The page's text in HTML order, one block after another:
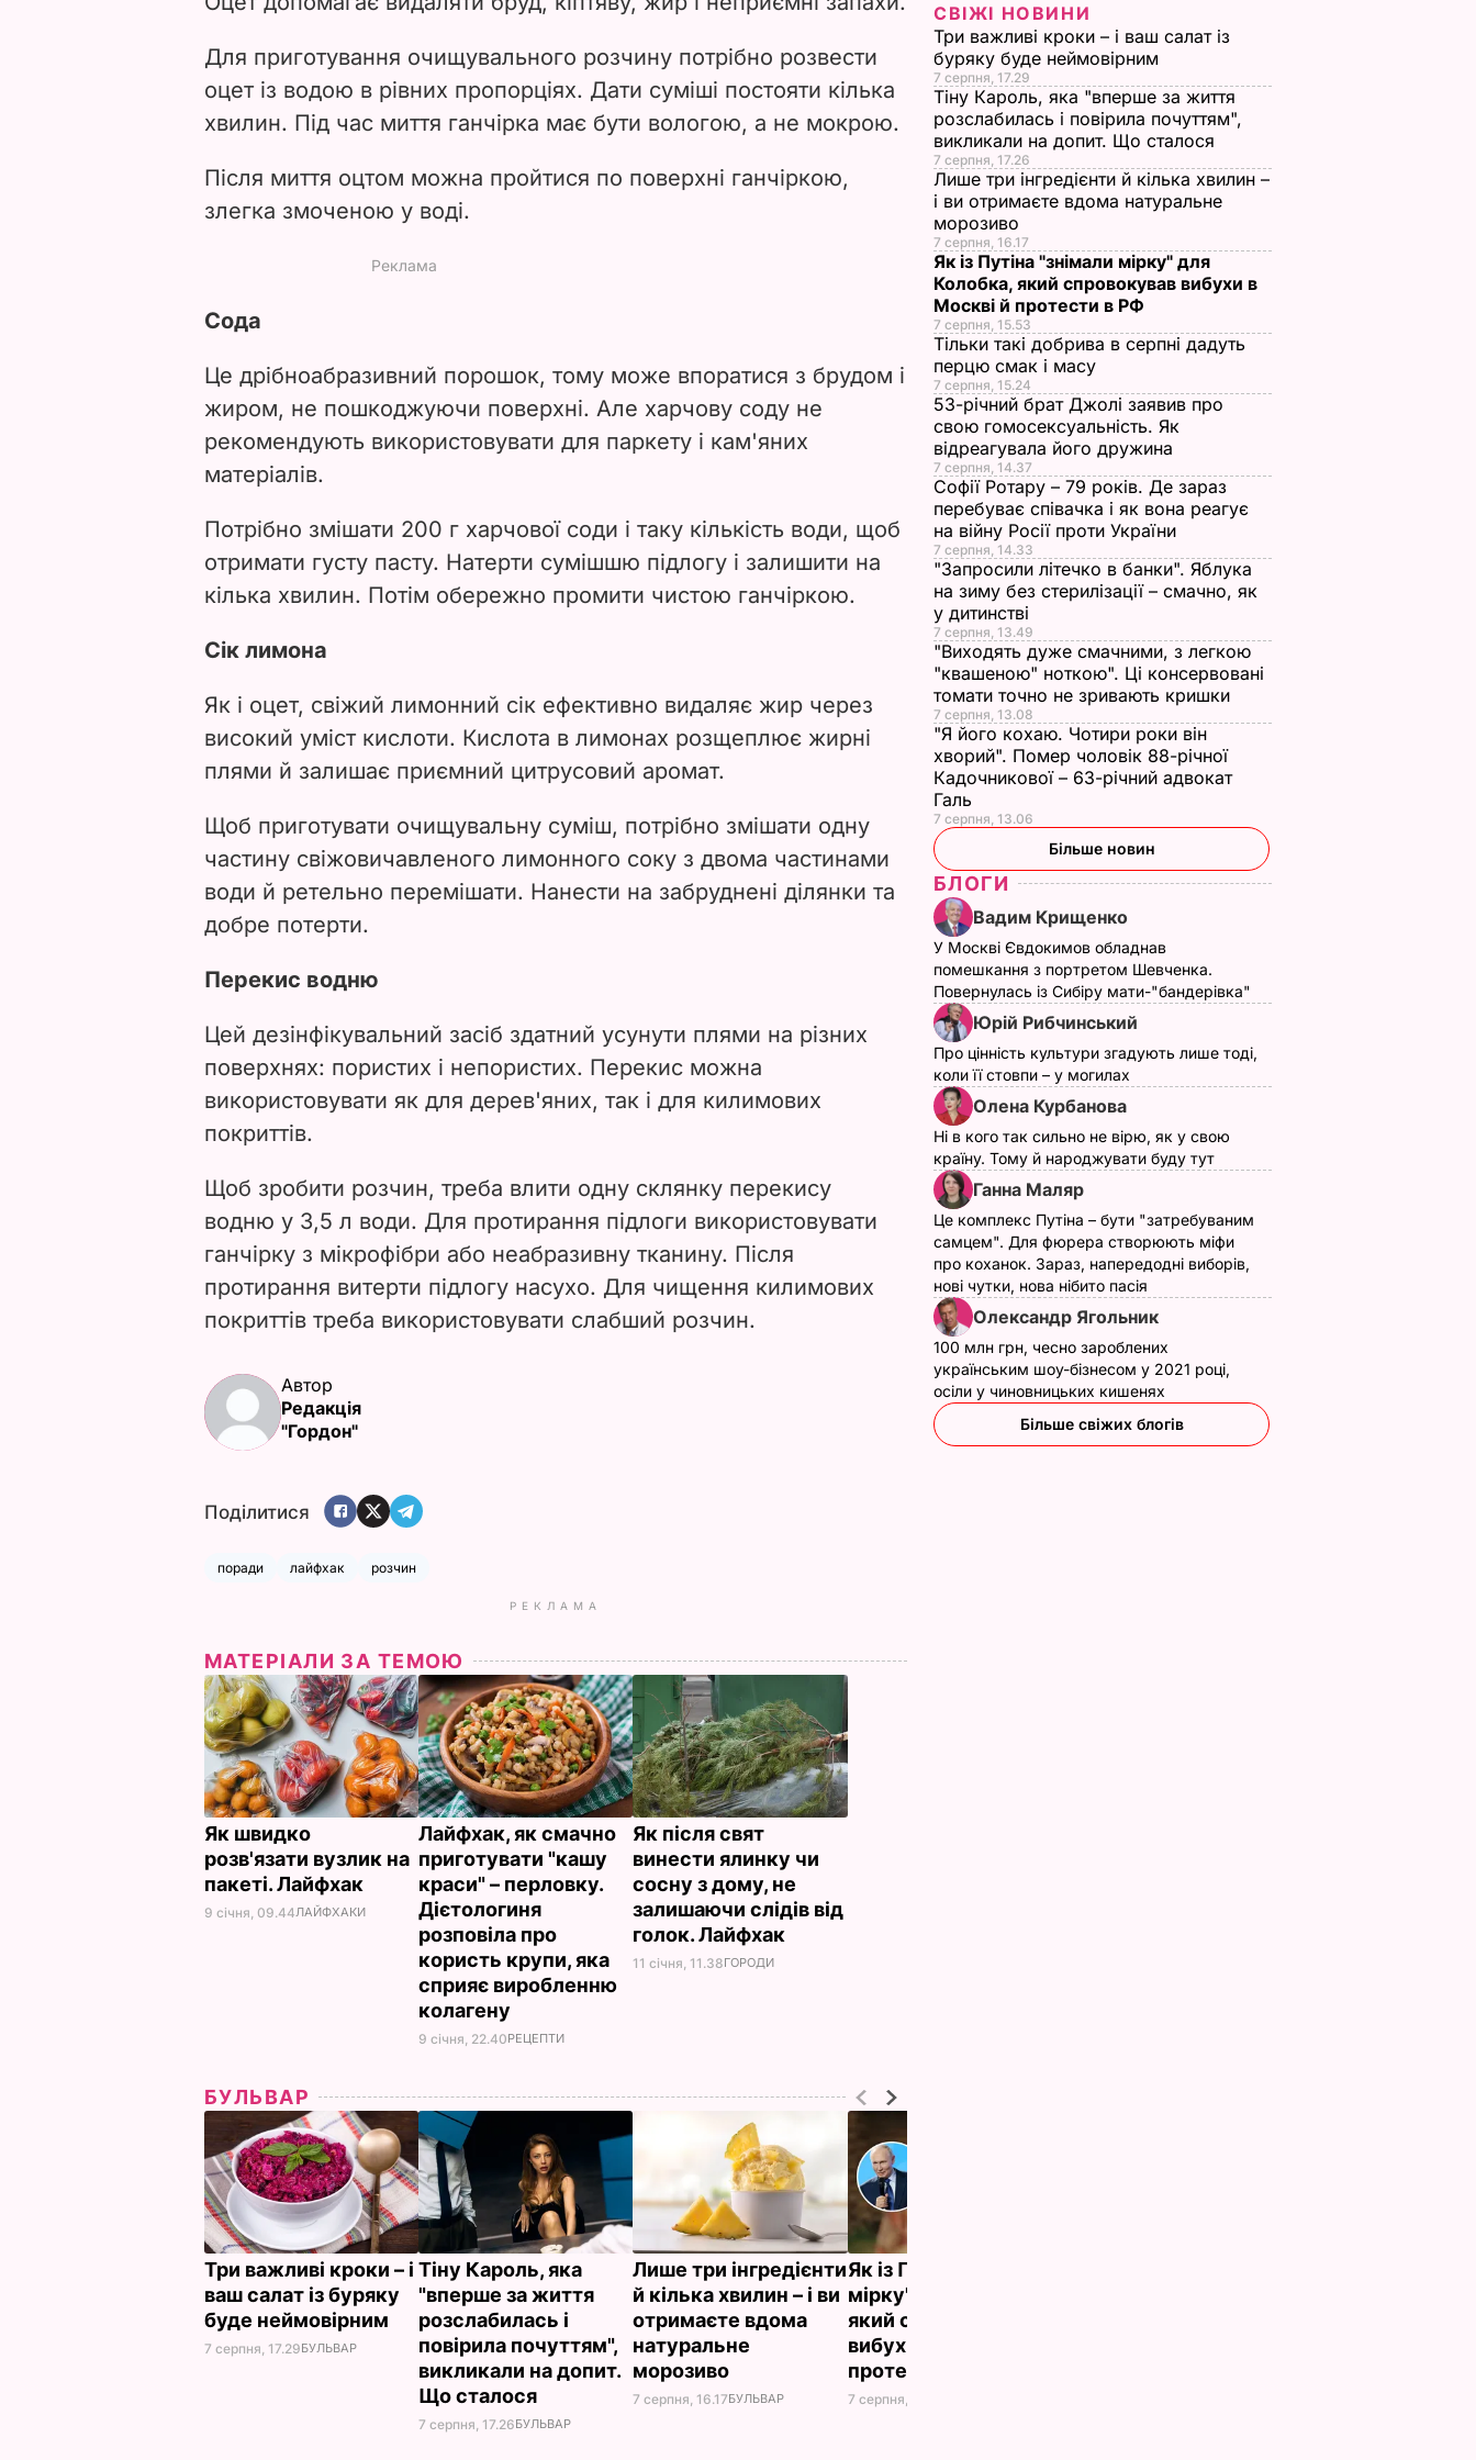
d
e
o
Для приготування очищувального розчину потрібно розвести
оцет із водою в рівних пропорціях. Дати суміші постояти кілька
хвилин. Під час миття ганчірка має бути вологою, а не мокрою.
Після миття оцтом можна пройтися по поверхні ганчіркою,
злегка змоченою у воді.
Сода
Це дрібноабразивний порошок, тому може впоратися з брудом і
жиром, не пошкоджуючи поверхні. Але харчову соду не
рекомендують використовувати для паркету і кам'яних
матеріалів.
Потрібно змішати 200 г харчової соди і таку кількість води, щоб
отримати густу пасту. Натерти сумішшю підлогу і залишити на
кілька хвилин. Потім обережно промити чистою ганчіркою.
Сік лимона
Як і оцет, свіжий лимонний сік ефективно видаляє жир через
високий уміст кислоти. Кислота в лимонах розщеплює жирні
плями й залишає приємний цитрусовий аромат.
Щоб приготувати очищувальну суміш, потрібно змішати одну
частину свіжовичавленого лимонного соку з двома частинами
води й ретельно перемішати. Нанести на забруднені ділянки та
добре потерти.
Перекис водню
Цей дезінфікувальний засіб здатний усунути плями на різних
поверхнях: пористих і непористих. Перекис можна
використовувати як для дерев'яних, так і для килимових
покриттів.
Щоб зробити розчин, треба влити одну склянку перекису
водню у 3,5 л води. Для протирання підлоги використовувати
ганчірку з мікрофібри або неабразивну тканину. Після
протирання витерти підлогу насухо. Для чищення килимових
покриттів треба використовувати слабший розчин.
Автор
Редакція
"Гордон"
Поділитися
поради лайфхак розчин
РЕКЛАМА
МАТЕРІАЛИ ЗА ТЕМОЮ
Як швидко
розв'язати вузлик на
пакеті. Лайфхак
9 січня, 09.44ЛАЙФХАКИ
Лайфхак, як смачно
приготувати "кашу
краси" – перловку.
Дієтологиня
розповіла про
користь крупи, яка
сприяє виробленню
колагену
9 січня, 22.40РЕЦЕПТИ
Як після свят
винести ялинку чи
сосну з дому, не
залишаючи слідів від
голок. Лайфхак
11 січня, 11.38ГОРОДИ
БУЛЬВАР
Три важливі кроки – і
ваш салат із буряку
буде неймовірним
7 серпня, 17.29БУЛЬВАР
Тіну Кароль, яка
"вперше за життя
розслабилась і
повірила почуттям",
викликали на допит.
Що сталося
7 серпня, 17.26БУЛЬВАР
Лише три інгредієнти
й кілька хвилин – і ви
отримаєте вдома
натуральне
морозиво
7 серпня, 16.17БУЛЬВАР
Як із Путіна "знімали
мірку" для Колобка,
який спровокував
вибухи в Москві й
протести в РФ
7 серпня, 15.53
СВІЖІ НОВИНИ
Три важливі кроки – і ваш салат із
буряку буде неймовірним
7 серпня, 17.29
Тіну Кароль, яка "вперше за життя
розслабилась і повірила почуттям",
викликали на допит. Що сталося
7 серпня, 17.26
Лише три інгредієнти й кілька хвилин –
і ви отримаєте вдома натуральне
морозиво
7 серпня, 16.17
Як із Путіна "знімали мірку" для
Колобка, який спровокував вибухи в
Москві й протести в РФ
7 серпня, 15.53
Тільки такі добрива в серпні дадуть
перцю смак і масу
7 серпня, 15.24
53-річний брат Джолі заявив про
свою гомосексуальність. Як
відреагувала його дружина
7 серпня, 14.37
Софії Ротару – 79 років. Де зараз
перебуває співачка і як вона реагує
на війну Росії проти України
7 серпня, 14.33
"Запросили літечко в банки". Яблука
на зиму без стерилізації – смачно, як
у дитинстві
7 серпня, 13.49
"Виходять дуже смачними, з легкою
"квашеною" ноткою". Ці консервовані
томати точно не зривають кришки
7 серпня, 13.08
"Я його кохаю. Чотири роки він
хворий". Помер чоловік 88-річної
Кадочникової – 63-річний адвокат
Галь
7 серпня, 13.06
Більше новин
БЛОГИ
Вадим Крищенко
У Москві Євдокимов обладнав
помешкання з портретом Шевченка.
Повернулась із Сибіру мати-"бандерівка"
Юрій Рибчинський
Про цінність культури згадують лише тоді,
коли її стовпи – у могилах
Олена Курбанова
Ні в кого так сильно не вірю, як у свою
країну. Тому й народжувати буду тут
Ганна Маляр
Це комплекс Путіна – бути "затребуваним
самцем". Для фюрера створюють міфи
про коханок. Зараз, напередодні виборів,
нові чутки, нова нібито пасія
Олександр Ягольник
100 млн грн, чесно зароблених
українським шоу-бізнесом у 2021 році,
осіли у чиновницьких кишенях
Більше свіжих блогів